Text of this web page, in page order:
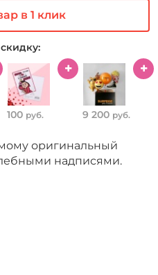
в 1 клик
100 руб. 9 200 руб.
оригинальный
надписями.